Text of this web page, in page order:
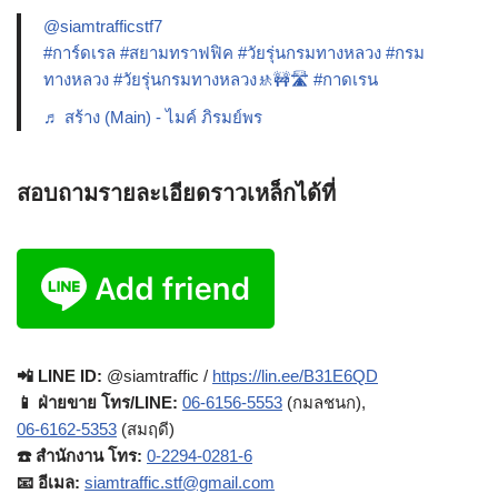
@siamtrafficstf7
#การ์ดเรล #สยามทราฟฟิค #วัยรุ่นกรมทางหลวง #กรม
ทางหลวง #วัยรุ่นกรมทางหลวง🚸🚧🛣️ #กาดเรน
♬ สร้าง (Main) - ไมค์ ภิรมย์พร
สอบถามรายละเอียดราวเหล็กได้ที่
📲 LINE ID: @siamtraffic / https://lin.ee/B31E6QD
📱 ฝ่ายขาย โทร/LINE: 06-6156-5553 (กมลชนก),
06-6162-5353 (สมฤดี)
☎️ สำนักงาน โทร: 0-2294-0281-6
📧 อีเมล: siamtraffic.stf@gmail.com